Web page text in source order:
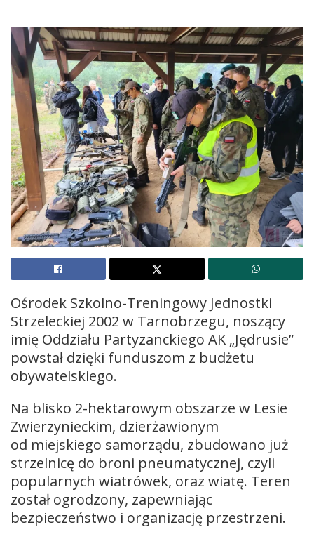
Ośrodek Szkolno-Treningowy Jednostki
Strzeleckiej 2002 w Tarnobrzegu, noszący
imię Oddziału Partyzanckiego AK „Jędrusie”
powstał dzięki funduszom z budżetu
obywatelskiego.
Na blisko 2-hektarowym obszarze w Lesie
Zwierzynieckim, dzierżawionym
od miejskiego samorządu, zbudowano już
strzelnicę do broni pneumatycznej, czyli
popularnych wiatrówek, oraz wiatę. Teren
został ogrodzony, zapewniając
bezpieczeństwo i organizację przestrzeni.